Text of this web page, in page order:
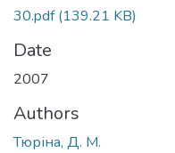
30.pdf(139.21 KB)
Date
2007
Authors
Тюріна, Д. М.